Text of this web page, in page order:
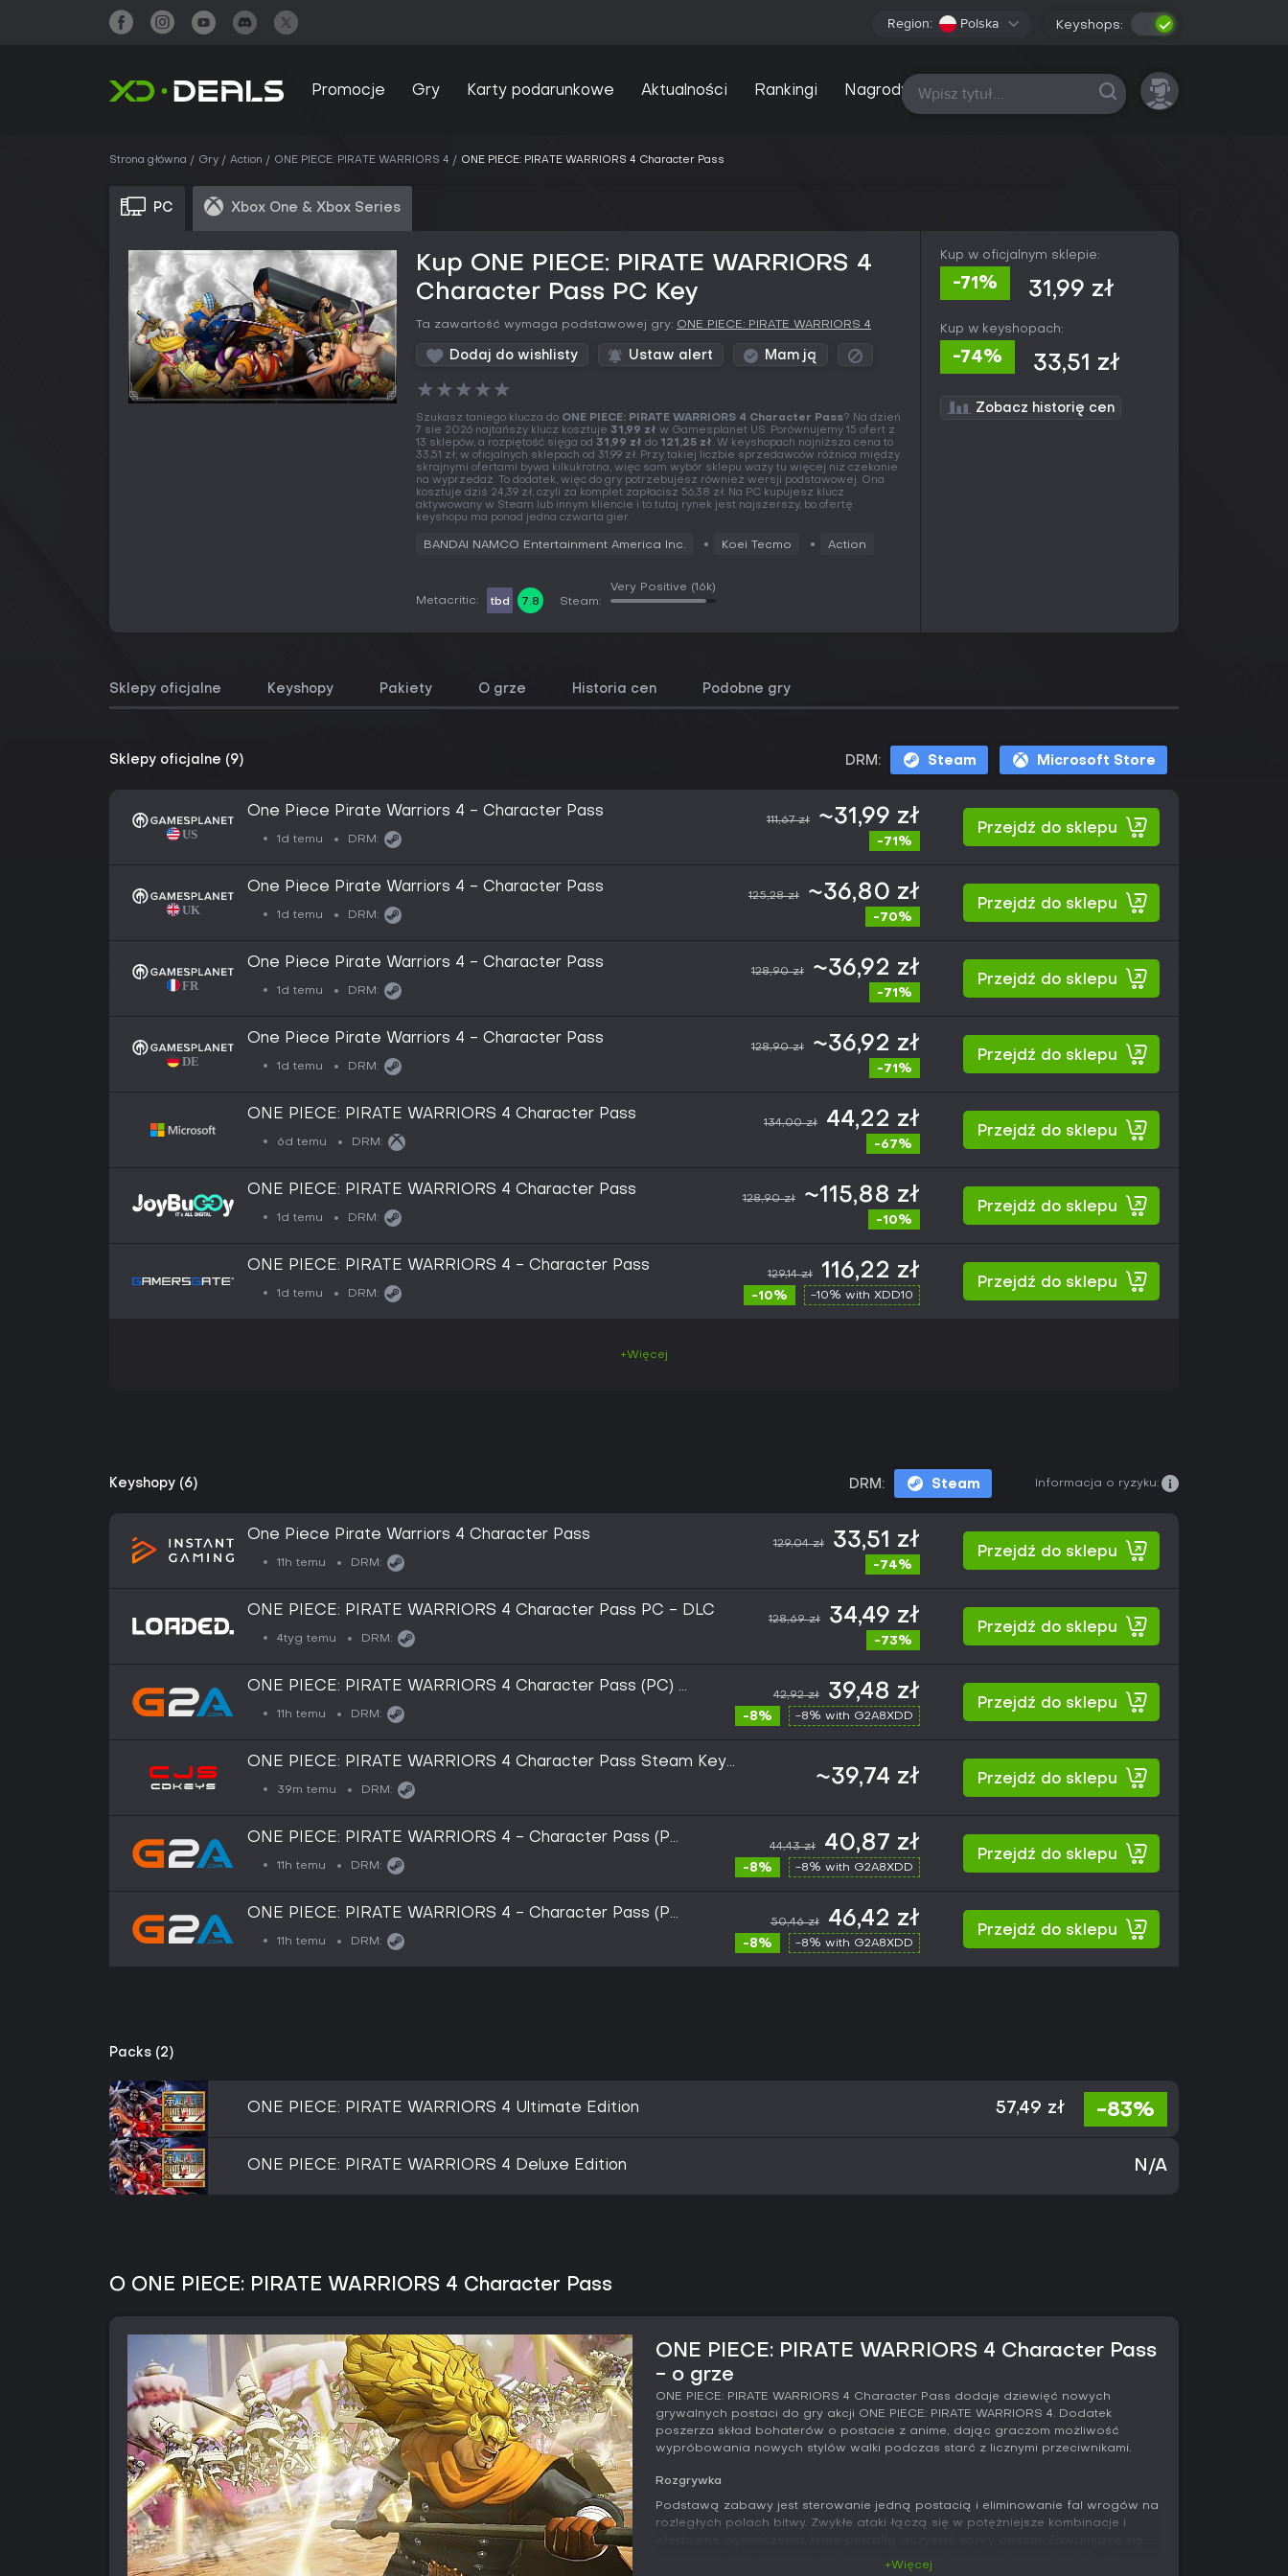
Region: Polska Keyshops:
Promocje Gry Karty podarunkowe Aktualności Rankingi Nagrody Wszystkie platformy
Strona główna Gry Action ONE PIECE: PIRATE WARRIORS 4 ONE PIECE: PIRATE WARRIORS 4 Character Pass
PC Xbox One & Xbox Series
Kup ONE PIECE: PIRATE WARRIORS 4
Character Pass PC Key
Ta zawartość wymaga podstawowej gry: ONE PIECE: PIRATE WARRIORS 4
Dodaj do wishlisty Ustaw alert Mam ją
★★★★★
Szukasz taniego klucza do ONE PIECE: PIRATE WARRIORS 4 Character Pass? Na dzień
7 sie 2026 najtańszy klucz kosztuje 31,99 zł w Gamesplanet US. Porównujemy 15 ofert z
13 sklepów, a rozpiętość sięga od 31,99 zł do 121,25 zł. W keyshopach najniższa cena to
33,51 zł, w oficjalnych sklepach od 31,99 zł. Przy takiej liczbie sprzedawców różnica między
skrajnymi ofertami bywa kilkukrotna, więc sam wybór sklepu waży tu więcej niż czekanie
na wyprzedaż. To dodatek, więc do gry potrzebujesz również wersji podstawowej. Ona
kosztuje dziś 24,39 zł, czyli za komplet zapłacisz 56,38 zł. Na PC kupujesz klucz
aktywowany w Steam lub innym kliencie i to tutaj rynek jest najszerszy, bo ofertę
keyshopu ma ponad jedna czwarta gier.
BANDAI NAMCO Entertainment America Inc. Koei Tecmo Action
Metacritic: tbd 7.8 Steam:
Very Positive (16k)
Kup w oficjalnym sklepie:
-71% 31,99 zł
Kup w keyshopach:
-74% 33,51 zł
Zobacz historię cen
Sklepy oficjalne Keyshopy Pakiety O grze Historia cen Podobne gry
Sklepy oficjalne (9) DRM: Steam Microsoft Store
One Piece Pirate Warriors 4 - Character Pass
1d temu DRM:
111,67 zł ~31,99 zł
-71%
Przejdź do sklepu
One Piece Pirate Warriors 4 - Character Pass
1d temu DRM:
125,28 zł ~36,80 zł
-70%
Przejdź do sklepu
One Piece Pirate Warriors 4 - Character Pass
1d temu DRM:
128,90 zł ~36,92 zł
-71%
Przejdź do sklepu
One Piece Pirate Warriors 4 - Character Pass
1d temu DRM:
128,90 zł ~36,92 zł
-71%
Przejdź do sklepu
ONE PIECE: PIRATE WARRIORS 4 Character Pass
6d temu DRM:
134,00 zł 44,22 zł
-67%
Przejdź do sklepu
ONE PIECE: PIRATE WARRIORS 4 Character Pass
1d temu DRM:
128,90 zł ~115,88 zł
-10%
Przejdź do sklepu
ONE PIECE: PIRATE WARRIORS 4 - Character Pass
1d temu DRM:
129,14 zł 116,22 zł
-10% -10% with XDD10
Przejdź do sklepu
+Więcej
Keyshopy (6) DRM: Steam Informacja o ryzyku:
One Piece Pirate Warriors 4 Character Pass
11h temu DRM:
129,04 zł 33,51 zł
-74%
Przejdź do sklepu
ONE PIECE: PIRATE WARRIORS 4 Character Pass PC - DLC
4tyg temu DRM:
128,69 zł 34,49 zł
-73%
Przejdź do sklepu
ONE PIECE: PIRATE WARRIORS 4 Character Pass (PC) -
Steam Key - ROW
11h temu DRM:
42,92 zł 39,48 zł
-8% -8% with G2A8XDD
Przejdź do sklepu
ONE PIECE: PIRATE WARRIORS 4 Character Pass Steam Key
39m temu DRM:
~39,74 zł Przejdź do sklepu
ONE PIECE: PIRATE WARRIORS 4 - Character Pass (PC)
- Steam Key - GLOBAL
11h temu DRM:
44,43 zł 40,87 zł
-8% -8% with G2A8XDD
Przejdź do sklepu
ONE PIECE: PIRATE WARRIORS 4 - Character Pass (PC)
- Steam Key - EUROPE
11h temu DRM:
50,46 zł 46,42 zł
-8% -8% with G2A8XDD
Przejdź do sklepu
Packs (2)
ONE PIECE: PIRATE WARRIORS 4 Ultimate Edition 57,49 zł -83%
ONE PIECE: PIRATE WARRIORS 4 Deluxe Edition N/A
O ONE PIECE: PIRATE WARRIORS 4 Character Pass
ONE PIECE: PIRATE WARRIORS 4 Character Pass
- o grze
ONE PIECE: PIRATE WARRIORS 4 Character Pass dodaje dziewięć nowych
grywalnych postaci do gry akcji ONE PIECE: PIRATE WARRIORS 4. Dodatek
poszerza skład bohaterów o postacie z anime, dając graczom możliwość
wypróbowania nowych stylów walki podczas starć z licznymi przeciwnikami.
Rozgrywka
Podstawą zabawy jest sterowanie jedną postacią i eliminowanie fal wrogów na
rozległych polach bitwy. Zwykłe ataki łączą się w potężniejsze kombinacje i
+Więcej